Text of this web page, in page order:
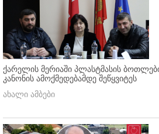
ქარელის მერიაში პლასტმასის
კანონის ამოქმედებამდე შეწყვიტეს
ახალი ამბები